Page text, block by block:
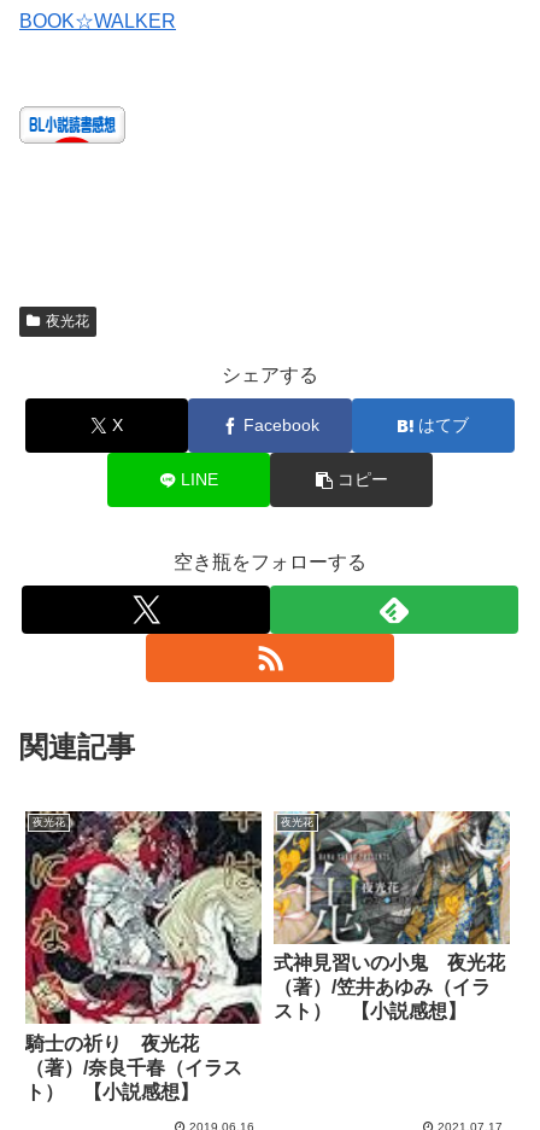
BOOK☆WALKER
夜光花
シェアする
X Facebook はてブ
LINE コピー
空き瓶をフォローする
関連記事
夜光花
騎士の祈り 夜光花
（著）/奈良千春（イラス
ト） 【小説感想】
2019.06.16
夜光花
式神見習いの小鬼 夜光花
（著）/笠井あゆみ（イラ
スト） 【小説感想】
2021.07.17